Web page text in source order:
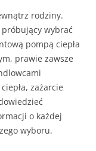
rodziny.
wybrać
pompą ciepła
prawie zawsze
zażarcie
o każdej
wyboru.